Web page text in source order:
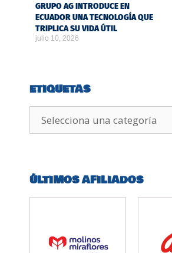
GRUPO AG INTRODUCE EN
ECUADOR UNA TECNOLOGÍA QUE
TRIPLICA SU VIDA ÚTIL
julio 10, 2026
ETIQUETAS
ÚLTIMOS AFILIADOS